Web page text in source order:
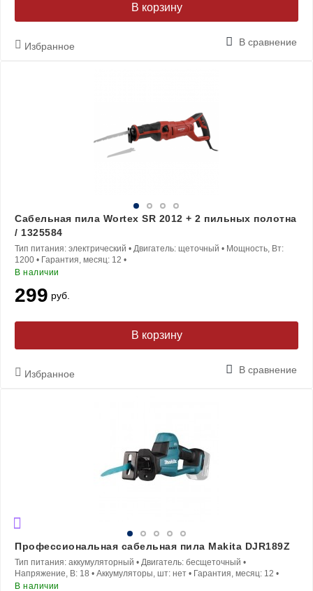
В корзину
Избранное В сравнение
Сабельная пила Wortex SR 2012 + 2 пильных полотна
/ 1325584
Тип питания: электрический • Двигатель: щеточный • Мощность, Вт:
1200 • Гарантия, месяц: 12 •
В наличии
299 руб.
В корзину
Избранное В сравнение
Профессиональная сабельная пила Makita DJR189Z
Тип питания: аккумуляторный • Двигатель: бесщеточный •
Напряжение, В: 18 • Аккумуляторы, шт: нет • Гарантия, месяц: 12 •
В наличии